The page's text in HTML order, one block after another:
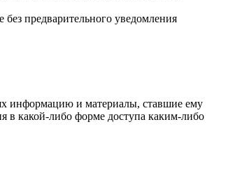
предварительного уведомления
информацию и материалы, ставшие ему
в какой-либо форме доступа каким-либо